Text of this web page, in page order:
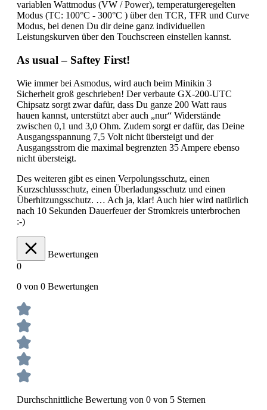
variablen Wattmodus (VW / Power), temperaturgeregelten
Modus (TC: 100°C - 300°C ) über den TCR, TFR und Curve
Modus, bei denen Du dir deine ganz individuellen
Leistungskurven über den Touchscreen einstellen kannst.
As usual – Saftey First!
Wie immer bei Asmodus, wird auch beim Minikin 3
Sicherheit groß geschrieben! Der verbaute GX-200-UTC
Chipsatz sorgt zwar dafür, dass Du ganze 200 Watt raus
hauen kannst, unterstützt aber auch „nur“ Widerstände
zwischen 0,1 und 3,0 Ohm. Zudem sorgt er dafür, das Deine
Ausgangsspannung 7,5 Volt nicht übersteigt und der
Ausgangsstrom die maximal begrenzten 35 Ampere ebenso
nicht übersteigt.
Des weiteren gibt es einen Verpolungsschutz, einen
Kurzschlussschutz, einen Überladungsschutz und einen
Überhitzungsschutz. … Ach ja, klar! Auch hier wird natürlich
nach 10 Sekunden Dauerfeuer der Stromkreis unterbrochen
:-)
Bewertungen
0
0 von 0 Bewertungen
Durchschnittliche Bewertung von 0 von 5 Sternen